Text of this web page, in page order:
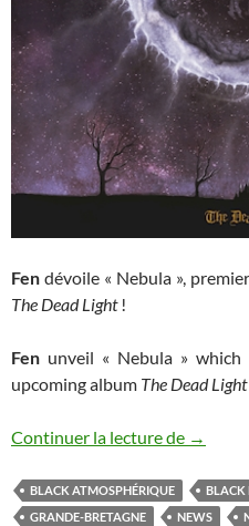
Fen dévoile « Nebula »,
The Dead Light!
Fen unveil « Nebula »
upcoming album The Dead Light
Continuer la lecture de Fen :
→
BLACK ATMOSPHÉRIQUE BLACK
GRANDE-BRETAGNE
NEWS